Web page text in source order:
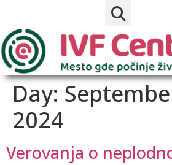
Day:
2024
Verovanja o